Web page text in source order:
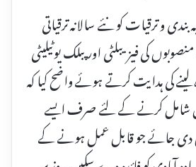
و ترقیات کو نئے سالانہ ترقیاتی
کی فیزیبلٹی اور پبلک یوٹیلیٹی
لینے کی ہدایت کرتے ہوئے واضح کیا کہ
شامل کرنے کے لئے صرف ایسے
دی جائے جو قابل عمل ہونے کے